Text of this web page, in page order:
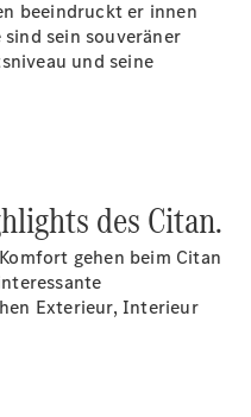
beeindruckt er innen
sein souveräner
und seine
des Citan.
gehen beim Citan
Exterieur, Interieur